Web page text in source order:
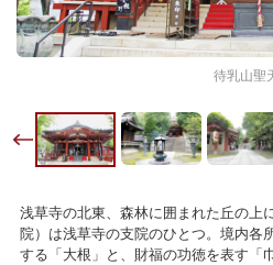
待乳山聖
浅草寺の北東、森林に囲まれた丘の上
院）は浅草寺の支院のひとつ。境内各
する「大根」と、財福の功徳を表す「